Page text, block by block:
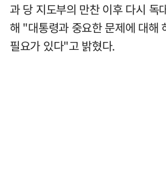
과 당 지도부의 만찬 이후 다시 독
해 "대통령과 중요한 문제에 대해
필요가 있다"고 밝혔다.